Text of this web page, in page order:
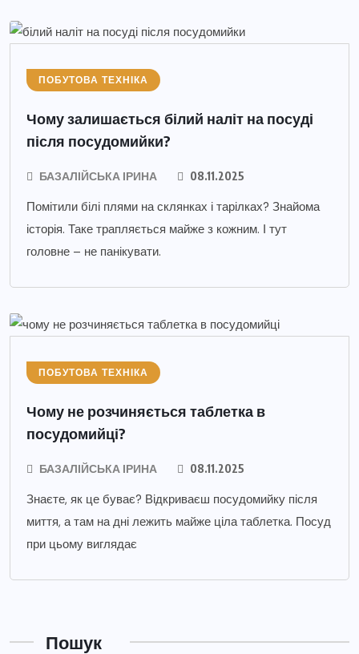
ПОБУТОВА ТЕХНІКА
Чому залишається білий наліт на посуді
після посудомийки?
БАЗАЛІЙСЬКА ІРИНА 08.11.2025
Помітили білі плями на склянках і тарілках? Знайома
історія. Таке трапляється майже з кожним. І тут
головне – не панікувати.
ПОБУТОВА ТЕХНІКА
Чому не розчиняється таблетка в
посудомийці?
БАЗАЛІЙСЬКА ІРИНА 08.11.2025
Знаєте, як це буває? Відкриваєш посудомийку після
миття, а там на дні лежить майже ціла таблетка. Посуд
при цьому виглядає
Пошук